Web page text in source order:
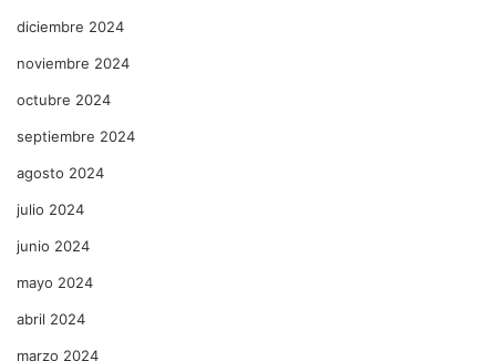
diciembre 2024
noviembre 2024
octubre 2024
septiembre 2024
agosto 2024
julio 2024
junio 2024
mayo 2024
abril 2024
marzo 2024